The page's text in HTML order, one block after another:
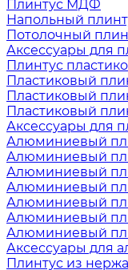
Плинтус МДФ
Напольный
Потолочный
Аксессуары для
Плинтус
Пластиковый
Пластиковый
Пластиковый
Аксессуары для
Алюминиевый
Алюминиевый
Алюминиевый
Алюминиевый
Алюминиевый
Алюминиевый
Алюминиевый
Аксессуары для
Плинтус из